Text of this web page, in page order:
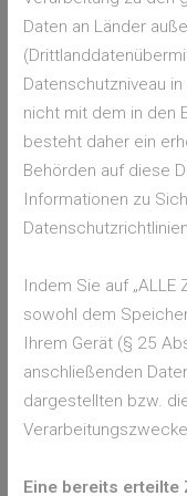
Schmerzmittel
DER WAHL
Wichtig ist, dass
eingenommen
Informationen in das
aufgeteilt. Außerdem
nicht geeignet,
dennoch unsicher ist,
Gynäkologin oder
Paracetamol ist laut
Kopfschmerzen,
der Mutter gut helfen
Daten an Länder
Datenschutzniveau
nicht mit dem in den
besteht daher ein
Behörden auf diese
Informationen zu
Indem Sie auf „ALLE
sowohl dem
Ihrem Gerät (§ 25
anschließenden
dargestellten bzw.
Eine bereits erteilte